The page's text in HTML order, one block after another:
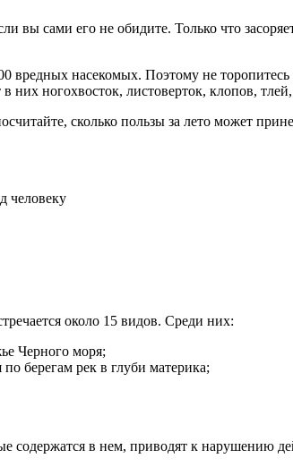
вы сами его не обидите. Только что
вредных насекомых. Поэтому не
них ногохвосток, листоверток, клопов,
сколько пользы за лето может
человеку
около 15 видов. Среди них:
Черного моря;
берегам рек в глуби материка;
в нем, приводят к нарушению